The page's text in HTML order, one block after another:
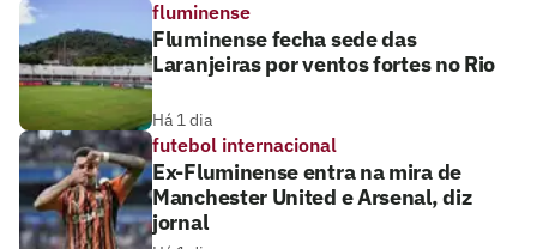
fluminense
Fluminense fecha sede das
Laranjeiras por ventos fortes no Rio
Há 1 dia
futebol internacional
Ex-Fluminense entra na mira de
Manchester United e Arsenal, diz
jornal